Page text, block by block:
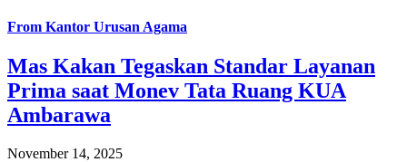
From Kantor Urusan Agama
Mas Kakan Tegaskan Standar Layanan
Prima saat Monev Tata Ruang KUA
Ambarawa
November 14, 2025